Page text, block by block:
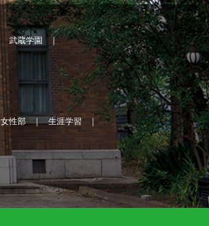
武蔵学園
女性部
生涯学習